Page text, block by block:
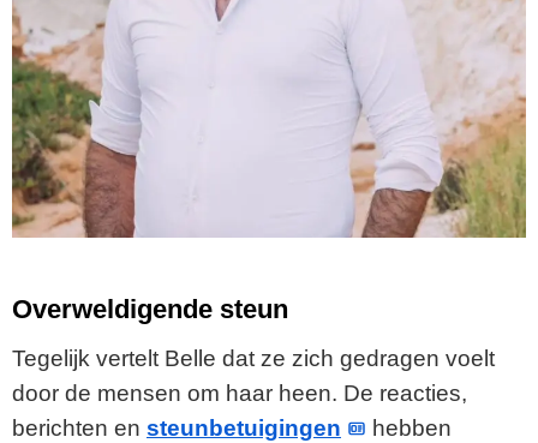
Overweldigende steun
Tegelijk vertelt Belle dat ze zich gedragen voelt
door de mensen om haar heen. De reacties,
berichten en steunbetuigingen
hebben